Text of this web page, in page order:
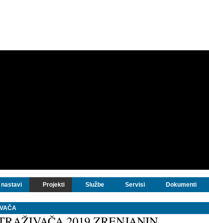
nastavi Projekti Službe Servisi Dokumenti